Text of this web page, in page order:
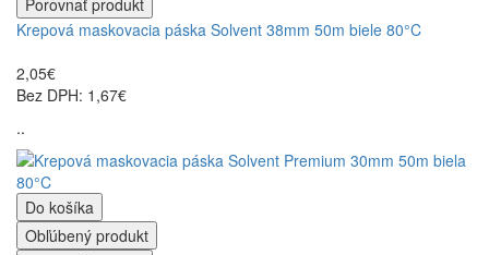
Porovnať produkt
Krepová maskovacia páska Solvent 38mm 50m biele 80°C
2,05€
Bez DPH: 1,67€
..
Do košíka
Obľúbený produkt